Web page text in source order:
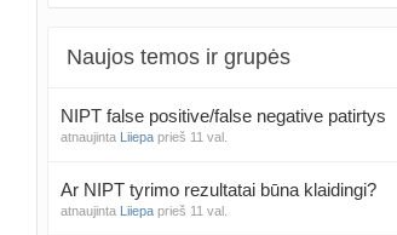
Naujos temos ir grupės
NIPT false positive/false negative patirtys
atnaujinta Liiepa prieš 11 val.
Ar NIPT tyrimo rezultatai būna klaidingi?
atnaujinta Liiepa prieš 11 val.